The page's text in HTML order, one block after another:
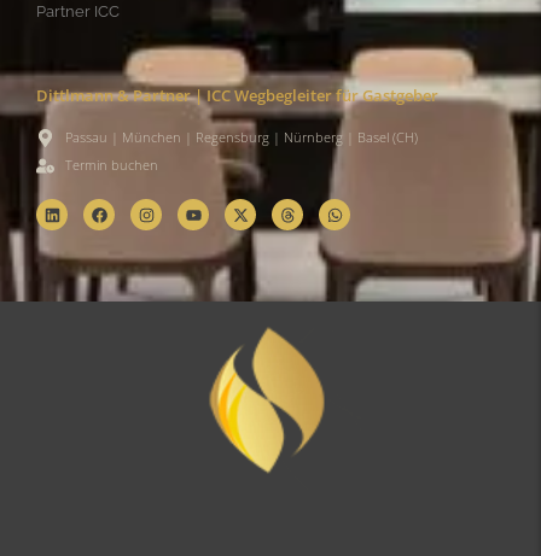
Partner ICC
Dittlmann & Partner | ICC Wegbegleiter für Gastgeber
Passau | München | Regensburg | Nürnberg | Basel (CH)
Termin buchen